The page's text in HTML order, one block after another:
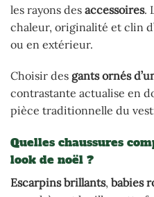
les rayons des accessoires.
chaleur, originalité et clin
ou en extérieur.
Choisir des gants ornés
contrastante actualise en
pièce traditionnelle du
Quelles chaussures
look de noël ?
Escarpins brillants, babies